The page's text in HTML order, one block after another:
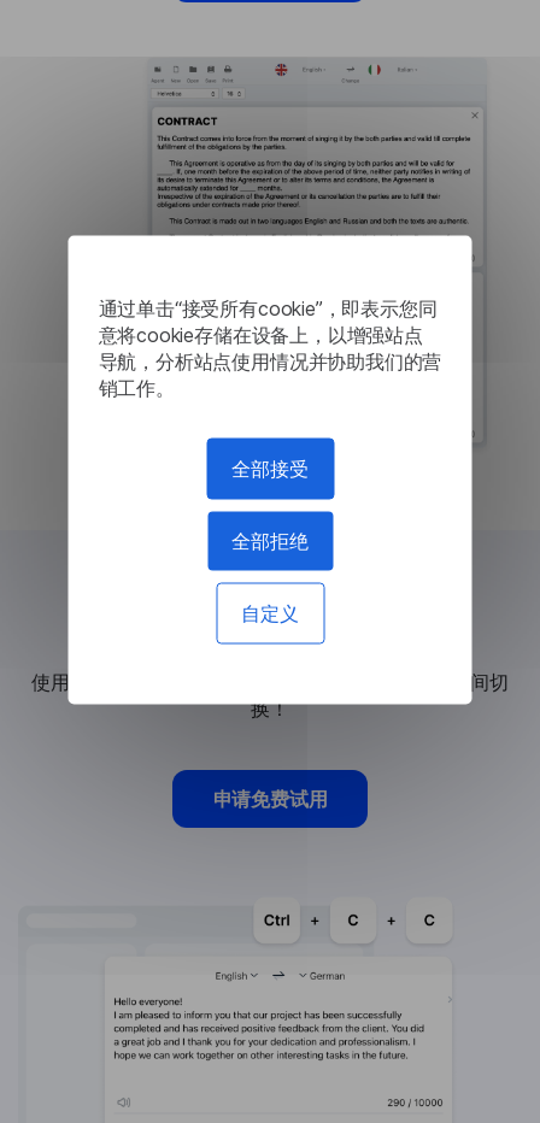
通过单击“接受所有cookie”，即表示您同
意将cookie存储在设备上，以增强站点
导航，分析站点使用情况并协助我们的营
销工作。
全部接受
全部拒绝
自定义
节省翻译时间
使用热键进行即时文本翻译，无需在浏览器选项卡之间切
换！
申请免费试用